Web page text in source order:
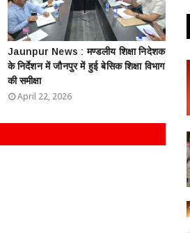
Jaunpur News : ​मण्डलीय शिक्षा निदेशक
के निर्देशन में जौनपुर में हुई बेसिक शिक्षा विभाग
की समीक्षा
April 22, 2026